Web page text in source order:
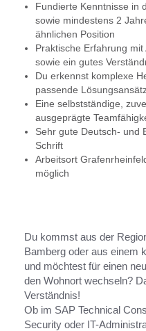
Fundierte Kenntnisse in
sowie mindestens 2
ähnlichen Position
Praktische Erfahrung
sowie ein gutes
Du erkennst komplexe
passende
Eine selbstständige,
ausgeprägte
Sehr gute Deutsch- und
Schrift
Arbeitsort
möglich
Du kommst aus der
Bamberg oder aus einem
und möchtest für einen
den Wohnort wechseln?
Verständnis!
Ob im SAP Technical
Security oder IT-